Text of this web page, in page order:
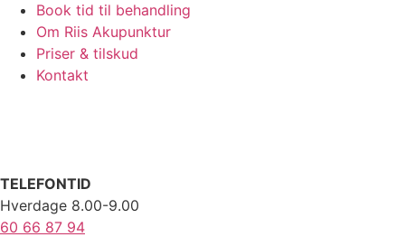
Book tid til behandling
Om Riis Akupunktur
Priser & tilskud
Kontakt
TELEFONTID
Hverdage 8.00-9.00
60 66 87 94